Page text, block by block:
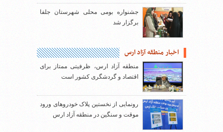
جشنواره بومی محلی شهرستان جلفا
برگزار شد
اخبار منطقه آزاد ارس
منطقه آزاد ارس، ظرفیتی ممتاز برای
اقتصاد و گردشگری کشور است
رونمایی از نخستین پلاک خودروهای ورود
موقت و سنگین در منطقه آزاد ارس